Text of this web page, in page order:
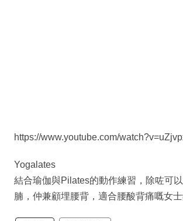
https://www.youtube.com/
Yogalates
結合瑜伽與Pilates的動作練習，除咗可
腩，仲兼顧埋腰背，適合腰酸背痛嘅女士